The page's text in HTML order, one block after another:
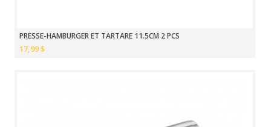
PRESSE-HAMBURGER ET TARTARE 11.5CM 2 PCS
17,99 $